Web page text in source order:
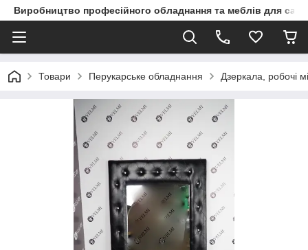
Виробництво професійного обладнання та меблів для
Товари Перукарське обладнання Дзеркала, робочі